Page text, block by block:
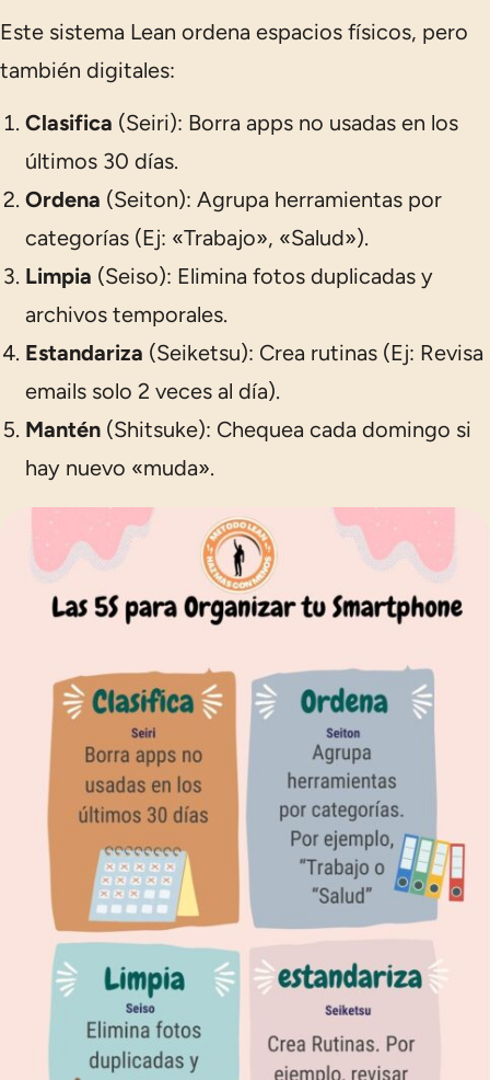
Este sistema Lean ordena espacios físicos, pero
también digitales:
Clasifica (Seiri): Borra apps no usadas en los
últimos 30 días.
Ordena (Seiton): Agrupa herramientas por
categorías (Ej: «Trabajo», «Salud»).
Limpia (Seiso): Elimina fotos duplicadas y
archivos temporales.
Estandariza (Seiketsu): Crea rutinas (Ej: Revisa
emails solo 2 veces al día).
Mantén (Shitsuke): Chequea cada domingo si
hay nuevo «muda».